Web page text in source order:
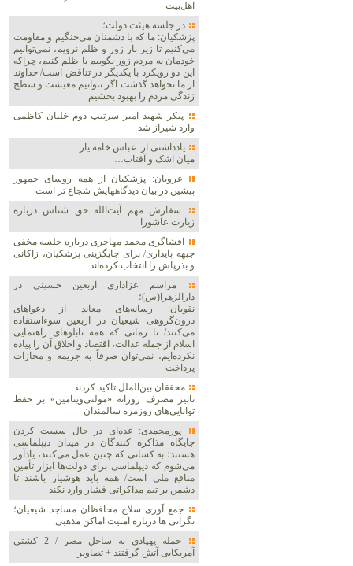
اهل‌بیت
در جلسه هیئت دولت؛
پزشکیان: ما که با دشمنان می‌جنگیم و مقاومت
می‌کنیم تا زیر بار زور و ظلم نرویم، نمی‌توانیم
خودمان به مردم زور بگوییم یا ظلم کنیم، چراکه
این دو رویکرد با یکدیگر در تناقض است/ خداوند
از ما نخواهد گذشت اگر نتوانیم معیشت و سطح
زندگی مردم را بهبود بخشیم
پیکر شهید امیر سرتیپ دوم خلبان کاظمی
وارد شیراز شد
یادداشتی از: عباس خامه یار
میان اشک و آفتاب…
غرویان: پزشکیان از همه روسای جمهور
پیشین در بیان دیدگاههایش شجاع تر است
سفارش مهم آیت‌الله حق شناس درباره
زیارت عاشورا
افشاگری محمد مهاجری درباره جلسه مخفی
جبهه پایداری/ برای جایگزینی پزشکیان، زاکانی
و بذرپاش را انتخاب کرده‌اند
مراسم عزاداری اربعین حسینی در
دارالزهرا(س)؛
نقویان: رسانه‌های معاند از دعواهای
درون‌گروهی شیعیان در اربعین سوءاستفاده
می‌کنند/ تا زمانی که همه تابلوهای راهنمایی
اسلام از جمله عدالت، اقتصاد و اخلاق آن را پیاده
نکرده‌ایم، نمی‌توان صرفاً به جریمه و مجازات
پرداخت
محققان بین‌الملل تاکید کردند
تاثیر مصرف روزانه «مولتی‌ویتامین» بر حفظ
توانایی‌های روزمره سالمندان
پورمحمدی: عده‌ای در حال سست کردن
جایگاه مذاکره کنندگان در میدان دیپلماسی
هستند؛ به کسانی که چنین عمل می‌کنند، یادآور
می‌شوم که دیپلماسی برای دولت‌ها ابزار تأمین
منافع ملی است/ همه باید هوشیار باشند تا
دشمن بر تیم مذاکراتی فشار وارد نکند
جمع آوری سلاح محافظان مساجد شیعیان؛
نگرانی ها درباره امنیت اماکن مذهبی
حمله پهپادی به ساحل مصر / 2 کشتی
آمریکایی آتش گرفتند + تصاویر